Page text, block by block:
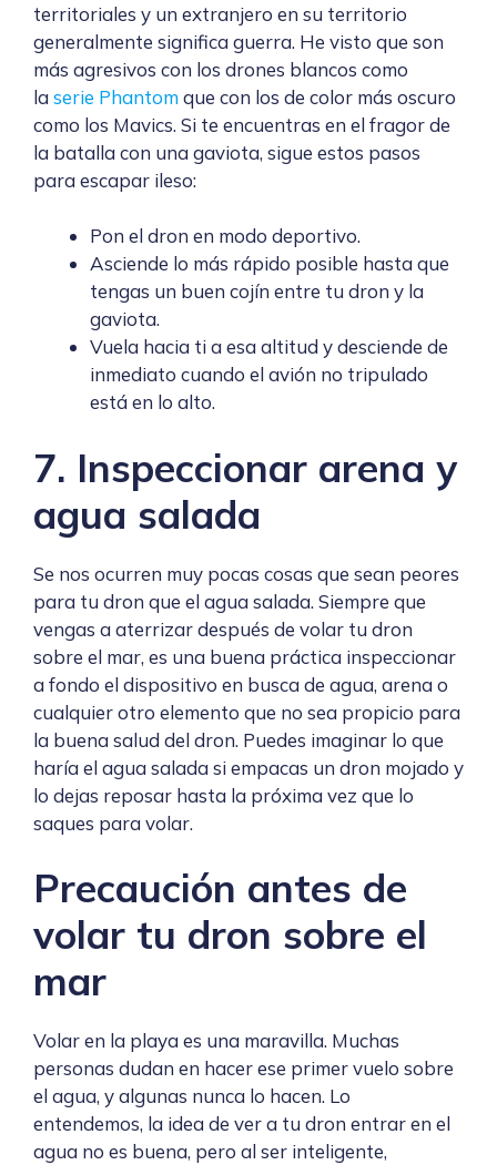
territoriales y un extranjero en su territorio
generalmente significa guerra. He visto que son
más agresivos con los drones blancos como
laserie Phantomque con los de color más oscuro
como los Mavics. Si te encuentras en el fragor de
la batalla con una gaviota, sigue estos pasos
para escapar ileso:
Pon el dron en modo deportivo.
Asciende lo más rápido posible hasta que
tengas un buen cojín entre tu dron y la
gaviota.
Vuela hacia ti a esa altitud y desciende de
inmediato cuando el avión no tripulado
está en lo alto.
7. Inspeccionar arena y
agua salada
Se nos ocurren muy pocas cosas que sean peores
para tu dron que el agua salada. Siempre que
vengas a aterrizar después de volar tu dron
sobre el mar, es una buena práctica inspeccionar
a fondo el dispositivo en busca de agua, arena o
cualquier otro elemento que no sea propicio para
la buena salud del dron. Puedes imaginar lo que
haría el agua salada si empacas un dron mojado y
lo dejas reposar hasta la próxima vez que lo
saques para volar.
Precaución antes de
volar tu dron sobre el
mar
Volar en la playa es una maravilla. Muchas
personas dudan en hacer ese primer vuelo sobre
el agua, y algunas nunca lo hacen. Lo
entendemos, la idea de ver a tu dron entrar en el
agua no es buena, pero al ser inteligente,